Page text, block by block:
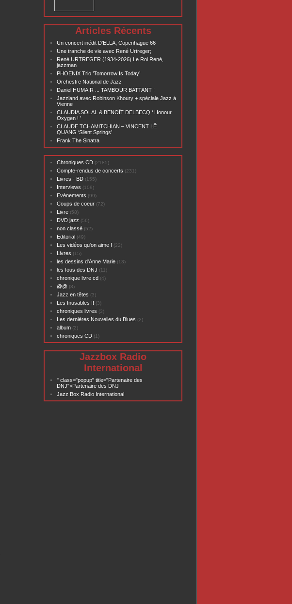
Articles Récents
Un concert inédit D’ELLA, Copenhague 66
Une tranche de vie avec René Urtreger;
René URTREGER (1934-2026) Le Roi René,
jazzman
PHOENIX Trio ’Tomorrow Is Today’
Orchestre National de Jazz
Daniel HUMAIR ... TAMBOUR BATTANT !
Jazzland avec Robinson Khoury + spéciale Jazz à
Vienne
CLAUDIA SOLAL & BENOÎT DELBECQ ‘ Honour
Oxygen ! ’
CLAUDE TCHAMITCHIAN – VINCENT LÊ
QUANG ‘Silent Springs’
Frank The Sinatra
Chroniques CD (2185)
Compte-rendus de concerts (231)
Livres - BD (155)
Interviews (109)
Evènements (99)
Coups de coeur (72)
Livre (58)
DVD jazz (56)
non classé (52)
Editorial (49)
Les vidéos qu'on aime ! (22)
Livres (15)
les dessins d'Anne Marie (13)
les fous des DNJ (11)
chronique livre cd (4)
@@ (3)
Jazz en têtes (3)
Les Inusables !! (3)
chroniques livres (3)
Les dernières Nouvelles du Blues (2)
album (2)
chroniques CD (1)
Jazzbox Radio
International
" class="popup" title="Partenaire des
DNJ">Partenaire des DNJ
Jazz Box Radio International